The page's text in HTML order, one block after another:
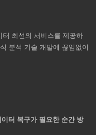
최선의 서비스를 제공하
분석 기술 개발에 끊임없이
터 복구가 필요한 순간 방